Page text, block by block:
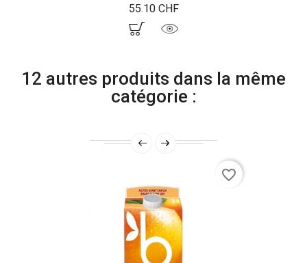
55.10 CHFPrix
12 autres produits dans la même
catégorie :
favorite_border